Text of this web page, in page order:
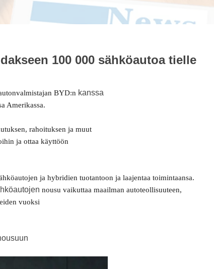
100 000 sähköautoa tielle
BYD:n kanssa
Amerikassa.
rahoituksen ja muut
ja ottaa käyttöön
ja hybridien tuotantoon ja laajentaa toimintaansa.
nousu vaikuttaa maailman autoteollisuuteen,
vuoksi